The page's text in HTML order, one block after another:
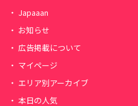
Japaaan
お知らせ
広告掲載について
マイページ
エリア別アーカイブ
本日の人気